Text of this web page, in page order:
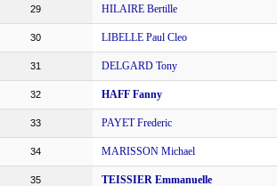
29 HILAIRE Bertille
30 LIBELLE Paul Cleo
31 DELGARD Tony
32 HAFF Fanny
33 PAYET Frederic
34 MARISSON Michael
35 TEISSIER Emmanuelle